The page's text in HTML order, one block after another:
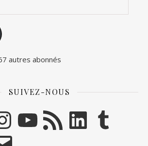
autres abonnés
SUIVEZ-NOUS
YouTubeFlux RSSLinkedIn Tumblr